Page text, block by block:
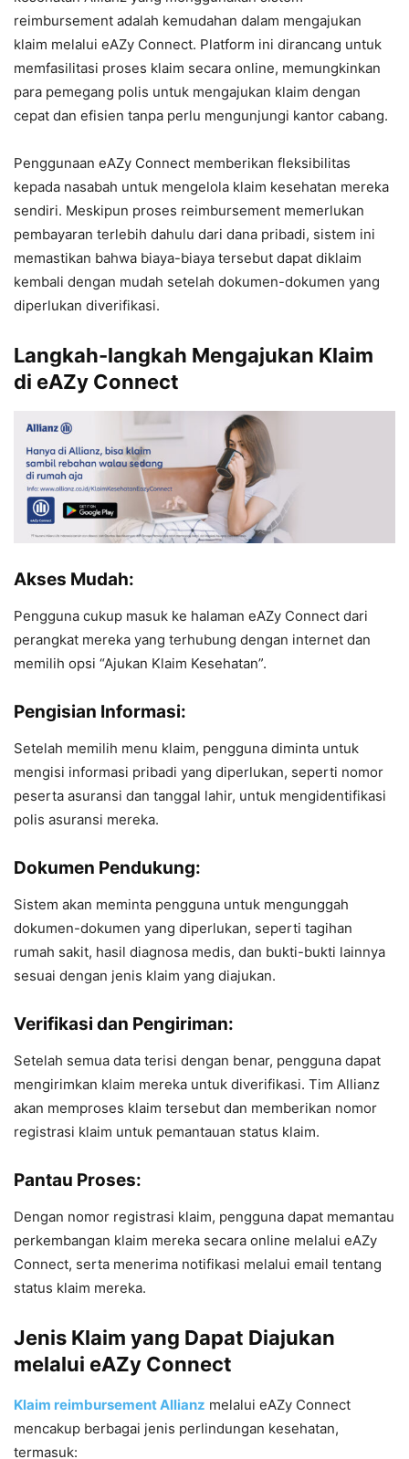
reimbursement adalah kemudahan dalam mengajukan
klaim melalui eAZy Connect. Platform ini dirancang untuk
memfasilitasi proses klaim secara online, memungkinkan
para pemegang polis untuk mengajukan klaim dengan
cepat dan efisien tanpa perlu mengunjungi kantor cabang.
Penggunaan eAZy Connect memberikan fleksibilitas
kepada nasabah untuk mengelola klaim kesehatan mereka
sendiri. Meskipun proses reimbursement memerlukan
pembayaran terlebih dahulu dari dana pribadi, sistem ini
memastikan bahwa biaya-biaya tersebut dapat diklaim
kembali dengan mudah setelah dokumen-dokumen yang
diperlukan diverifikasi.
Langkah-langkah Mengajukan Klaim
di eAZy Connect
Akses Mudah:
Pengguna cukup masuk ke halaman eAZy Connect dari
perangkat mereka yang terhubung dengan internet dan
memilih opsi “Ajukan Klaim Kesehatan”.
Pengisian Informasi:
Setelah memilih menu klaim, pengguna diminta untuk
mengisi informasi pribadi yang diperlukan, seperti nomor
peserta asuransi dan tanggal lahir, untuk mengidentifikasi
polis asuransi mereka.
Dokumen Pendukung:
Sistem akan meminta pengguna untuk mengunggah
dokumen-dokumen yang diperlukan, seperti tagihan
rumah sakit, hasil diagnosa medis, dan bukti-bukti lainnya
sesuai dengan jenis klaim yang diajukan.
Verifikasi dan Pengiriman:
Setelah semua data terisi dengan benar, pengguna dapat
mengirimkan klaim mereka untuk diverifikasi. Tim Allianz
akan memproses klaim tersebut dan memberikan nomor
registrasi klaim untuk pemantauan status klaim.
Pantau Proses:
Dengan nomor registrasi klaim, pengguna dapat memantau
perkembangan klaim mereka secara online melalui eAZy
Connect, serta menerima notifikasi melalui email tentang
status klaim mereka.
Jenis Klaim yang Dapat Diajukan
melalui eAZy Connect
Klaim reimbursement Allianz melalui eAZy Connect
mencakup berbagai jenis perlindungan kesehatan,
termasuk: